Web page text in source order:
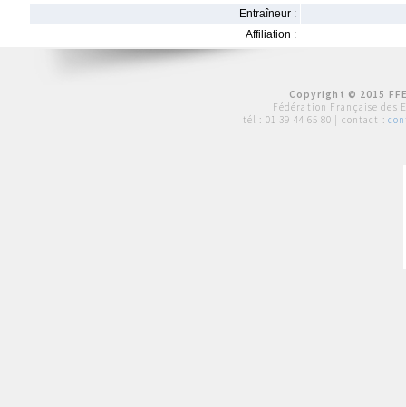
Entraîneur :
Affiliation :
Copyright © 2015
Fédération Française des
tél : 01 39 44 65 80 | contact :